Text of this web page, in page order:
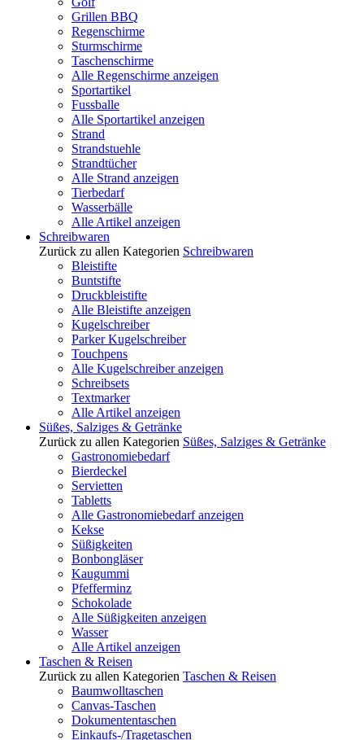
Grillen BBQ
Regenschirme
Sturmschirme
Taschenschirme
Alle Regenschirme anzeigen
Sportartikel
Fussballe
Alle Sportartikel anzeigen
Strand
Strandstuehle
Strandtücher
Alle Strand anzeigen
Tierbedarf
Wasserbälle
Alle Artikel anzeigen
Schreibwaren
Zurück zu allen Kategorien Schreibwaren
Bleistifte
Buntstifte
Druckbleistifte
Alle Bleistifte anzeigen
Kugelschreiber
Parker Kugelschreiber
Touchpens
Alle Kugelschreiber anzeigen
Schreibsets
Textmarker
Alle Artikel anzeigen
Süßes, Salziges & Getränke
Zurück zu allen Kategorien Süßes, Salziges & Getränke
Gastronomiebedarf
Bierdeckel
Servietten
Tabletts
Alle Gastronomiebedarf anzeigen
Kekse
Süßigkeiten
Bonbongläser
Kaugummi
Pfefferminz
Schokolade
Alle Süßigkeiten anzeigen
Wasser
Alle Artikel anzeigen
Taschen & Reisen
Zurück zu allen Kategorien Taschen & Reisen
Baumwolltaschen
Canvas-Taschen
Dokumententaschen
Einkaufs-/Tragetaschen